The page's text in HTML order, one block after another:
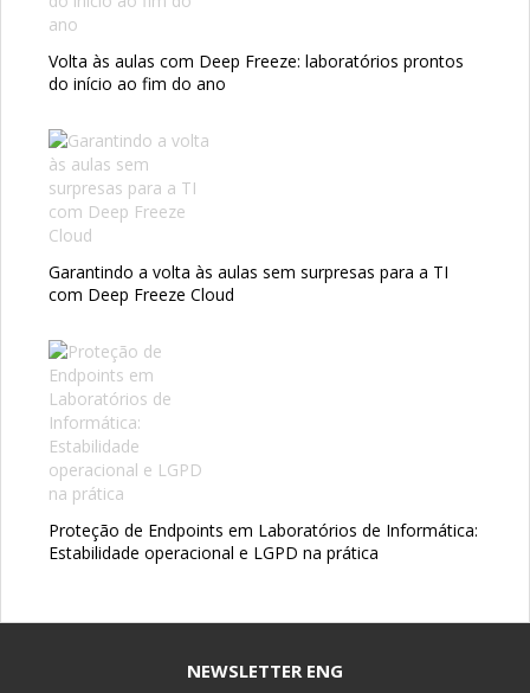
Volta às aulas com Deep Freeze: laboratórios prontos
do início ao fim do ano
Garantindo a volta às aulas sem surpresas para a TI
com Deep Freeze Cloud
Proteção de Endpoints em Laboratórios de Informática:
Estabilidade operacional e LGPD na prática
NEWSLETTER ENG